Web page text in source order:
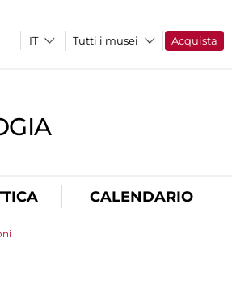
Tutti i musei Acquista
CALENDARIO